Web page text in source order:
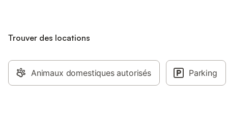
Trouver des locations
Animaux domestiques autorisés Parking